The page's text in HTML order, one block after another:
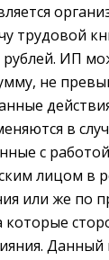
трудовой
рублей. ИП
не
в
с
лицом в
или же по
которые